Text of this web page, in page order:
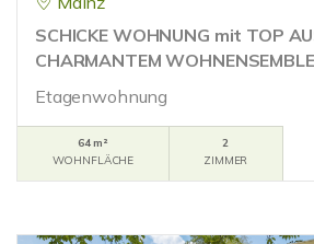
SCHICKE WOHNUNG mit TOP
CHARMANTEM WOHNENSEMBLE
Etagenwohnung
64 m²
WOHNFLÄCHE
2
ZIMMER